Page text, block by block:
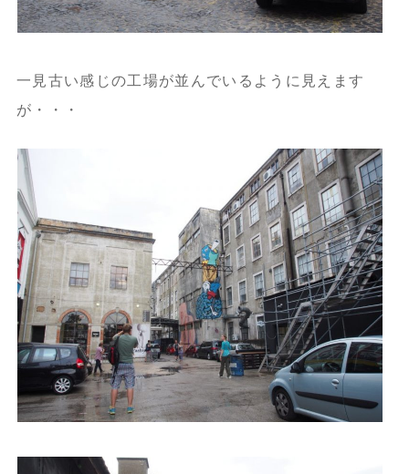
一見古い感じの工場が並んでいるように見えます
が・・・